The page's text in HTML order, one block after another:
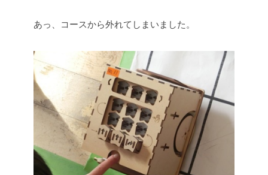
あっ、コースから外れてしまいました。